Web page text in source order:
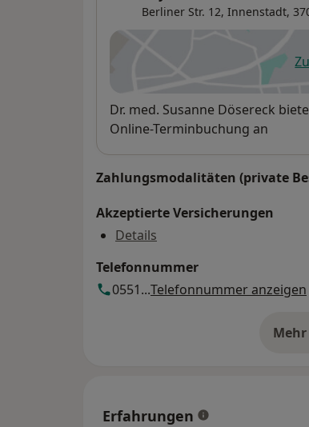
Berliner Str. 12, Innenstadt,
Verfügbarkeit
Dr. med. Susanne Dösereck
Online-Terminbuchung an
Zahlungsmodalitäten (private
Akzeptierte Versicherungen
Details
Telefonnummer
0551...Telefonnummer anzeigen
Erfahrungen